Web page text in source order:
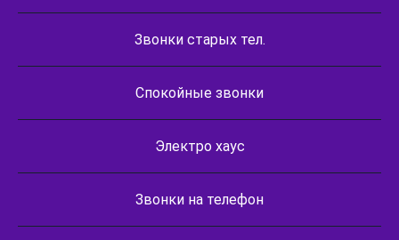
Звонки старых тел.
Спокойные звонки
Электро хаус
Звонки на телефон